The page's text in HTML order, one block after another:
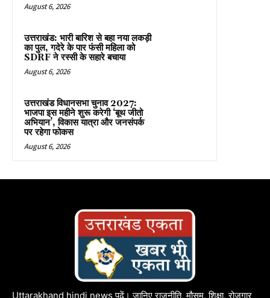
August 6, 2026
उत्तराखंड: भारी बारिश से बहा नया लकड़ी
का पुल, गदेरे के पार फंसी महिला को
SDRF ने रस्सी के सहारे बचाया
August 6, 2026
उत्तराखंड विधानसभा चुनाव 2027:
भाजपा इस महीने शुरू करेगी ‘बूथ जीतो
अभियान’, विकास यात्रा और जनसंपर्क
पर रहेगा फोकस
August 6, 2026
Uttarakhand hindi news पढ़ें। जानिए राजनीति, मौसम, शिक्षा, रोजगार